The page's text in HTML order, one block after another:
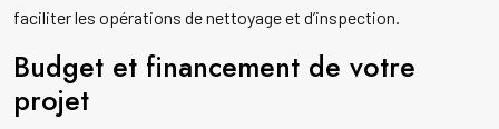
faciliter les opérations de nettoyage et d’inspection.
Budget et financement de votre
projet